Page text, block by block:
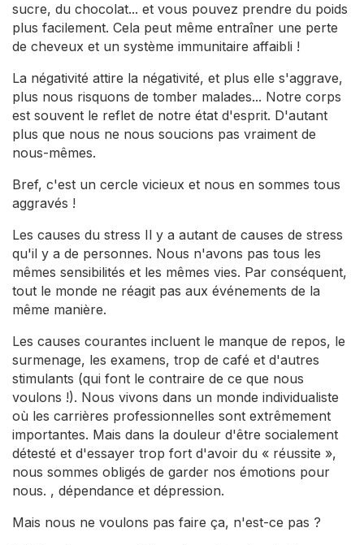
sucre, du chocolat... et vous pouvez prendre du poids
plus facilement. Cela peut même entraîner une perte
de cheveux et un système immunitaire affaibli !
La négativité attire la négativité, et plus elle s'aggrave,
plus nous risquons de tomber malades... Notre corps
est souvent le reflet de notre état d'esprit. D'autant
plus que nous ne nous soucions pas vraiment de
nous-mêmes.
Bref, c'est un cercle vicieux et nous en sommes tous
aggravés !
Les causes du stress Il y a autant de causes de stress
qu'il y a de personnes. Nous n'avons pas tous les
mêmes sensibilités et les mêmes vies. Par conséquent,
tout le monde ne réagit pas aux événements de la
même manière.
Les causes courantes incluent le manque de repos, le
surmenage, les examens, trop de café et d'autres
stimulants (qui font le contraire de ce que nous
voulons !). Nous vivons dans un monde individualiste
où les carrières professionnelles sont extrêmement
importantes. Mais dans la douleur d'être socialement
détesté et d'essayer trop fort d'avoir du « réussite »,
nous sommes obligés de garder nos émotions pour
nous. , dépendance et dépression.
Mais nous ne voulons pas faire ça, n'est-ce pas ?